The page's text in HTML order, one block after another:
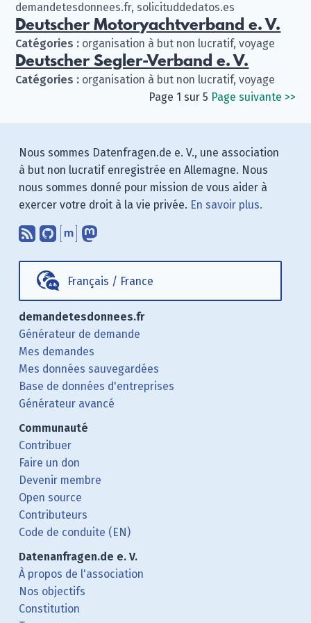
demandetesdonnees.fr, solicituddedatos.es
Deutscher Motoryachtverband e. V.
Catégories : organisation à but non lucratif, voyage
Deutscher Segler-Verband e. V.
Catégories : organisation à but non lucratif, voyage
Page 1 sur 5 Page suivante >>
Nous sommes Datenfragen.de e. V., une association
à but non lucratif enregistrée en Allemagne. Nous
nous sommes donné pour mission de vous aider à
exercer votre droit à la vie privée. En savoir plus.
Abonnez-vous à notre blog en
Nous trouver sur GitHub.
Échanger avec nous via Matrix.
Français / France
demandetesdonnees.fr
Générateur de demande
Mes demandes
Mes données sauvegardées
Base de données d'entreprises
Générateur avancé
Communauté
Contribuer
Faire un don
Devenir membre
Open source
Contributeurs
Code de conduite (EN)
Datenanfragen.de e. V.
À propos de l'association
Nos objectifs
Constitution